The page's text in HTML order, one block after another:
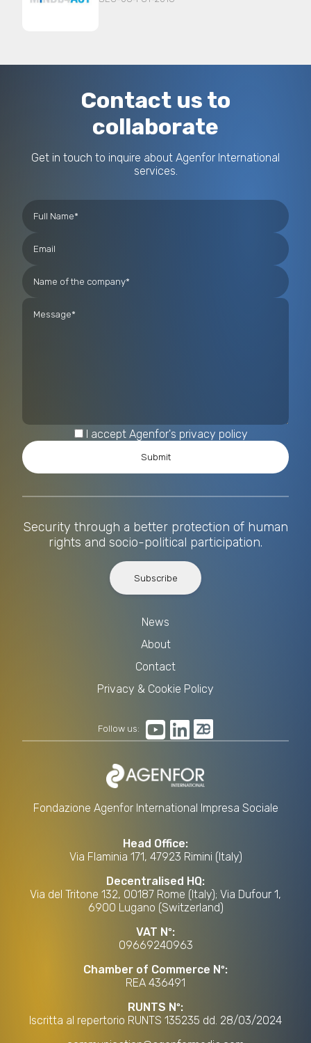
Contact us to
collaborate
Get in touch to inquire about Agenfor International
services.
I accept Agenfor's privacy policy
Fondazione Agenfor International Impresa Sociale
Head Office:
Via Flaminia 171, 47923 Rimini (Italy)
Decentralised HQ:
Via del Tritone 132, 00187 Rome (Italy); Via Dufour 1,
6900 Lugano (Switzerland)
VAT Nº:
09669240963
Chamber of Commerce Nº:
REA 436491
RUNTS Nº:
Iscritta al repertorio RUNTS 135235 dd. 28/03/2024
Security through a better protection of human
rights and socio-political participation.
Subscribe
News
About
Contact
Privacy & Cookie Policy
Follow us: